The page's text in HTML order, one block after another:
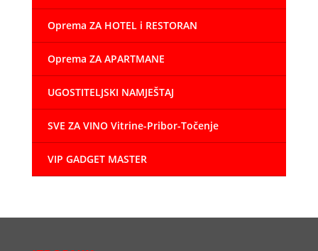
Oprema ZA HOTEL i RESTORAN
Oprema ZA APARTMANE
UGOSTITELJSKI NAMJEŠTAJ
SVE ZA VINO Vitrine-Pribor-Točenje
VIP GADGET MASTER